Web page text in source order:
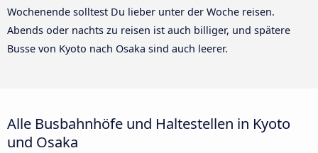
Wochenende solltest Du lieber unter der Woche reisen.
Abends oder nachts zu reisen ist auch billiger, und spätere
Busse von Kyoto nach Osaka sind auch leerer.
Alle Busbahnhöfe und Haltestellen in Kyoto
und Osaka